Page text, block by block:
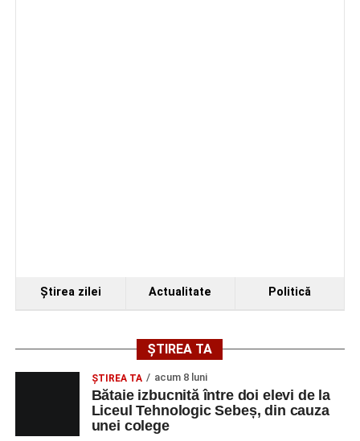
LACATUS
MECANIC
BOSFOR DONER
AJUTOR
BUCATAR
0743455963
SAVINI DUE SRL
CONTROLOR
Ştirea zilei Actualitate Politică
ȘTIREA TA
ŞTIREA TA acum 8 luni
Bătaie izbucnită între doi elevi de la
Liceul Tehnologic Sebeș, din cauza
unei colege